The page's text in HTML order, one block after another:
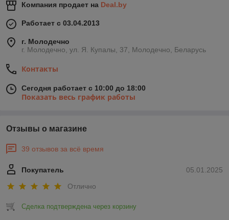
Компания продает на Deal.by
Работает с 03.04.2013
г. Молодечно
г. Молодечно, ул. Я. Купалы, 37, Молодечно, Беларусь
Контакты
Сегодня работает с 10:00 до 18:00
Показать весь график работы
Отзывы о магазине
39 отзывов за всё время
05.01.2025
Покупатель
Отлично
Сделка подтверждена через корзину